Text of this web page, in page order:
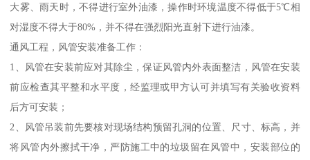
大雾、雨天时，不得进行室外油漆，操作时环境温度不得低于5℃相
对湿度不得大于80%，并不得在强烈阳光直射下进行油漆。
通风工程，风管安装准备工作：
1、风管在安装前应对其除尘，保证风管内外表面整洁，风管在安装
前应检查其平整和水平度，经监理或甲方认可并填写有关验收资料
后方可安装；
2、风管吊装前先要核对现场结构预留孔洞的位置、尺寸、标高，并
将风管内外擦拭干净，严防施工中的垃圾留在风管中，安装部位的